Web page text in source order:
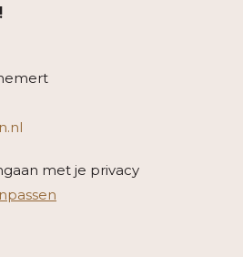
met je privacy